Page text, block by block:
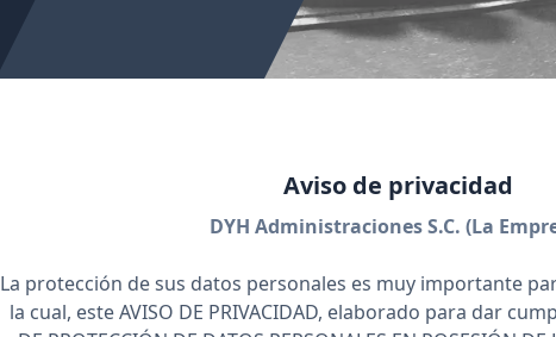
Aviso de privacidad
DYH Administraciones S.C. (La
La protección de sus datos personales es muy importante
la cual, este AVISO DE PRIVACIDAD, elaborado para dar